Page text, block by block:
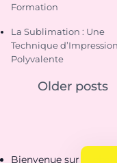
Formation
La Sublimation : Une
Technique d’Impression
Polyvalente
Older posts
Bienvenue sur la